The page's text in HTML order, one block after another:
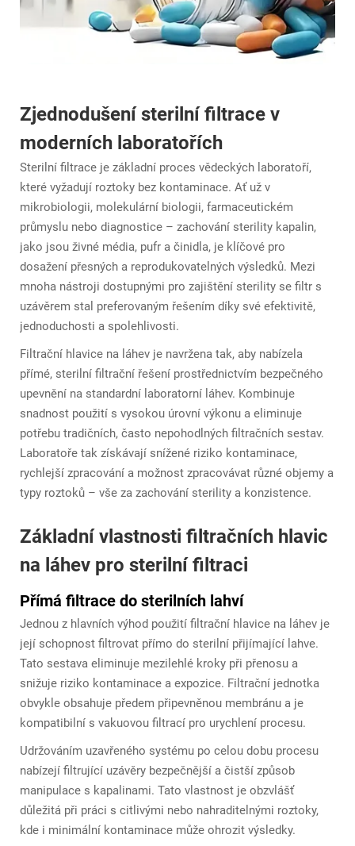
Zjednodušení sterilní filtrace v
moderních laboratořích
Sterilní filtrace je základní proces vědeckých laboratoří,
které vyžadují roztoky bez kontaminace. Ať už v
mikrobiologii, molekulární biologii, farmaceutickém
průmyslu nebo diagnostice – zachování sterility kapalin,
jako jsou živné média, pufr a činidla, je klíčové pro
dosažení přesných a reprodukovatelných výsledků. Mezi
mnoha nástroji dostupnými pro zajištění sterility se filtr s
uzávěrem stal preferovaným řešením díky své efektivitě,
jednoduchosti a spolehlivosti.
Filtrační hlavice na láhev je navržena tak, aby nabízela
přímé, sterilní filtrační řešení prostřednictvím bezpečného
upevnění na standardní laboratorní láhev. Kombinuje
snadnost použití s vysokou úrovní výkonu a eliminuje
potřebu tradičních, často nepohodlných filtračních sestav.
Laboratoře tak získávají snížené riziko kontaminace,
rychlejší zpracování a možnost zpracovávat různé objemy a
typy roztoků – vše za zachování sterility a konzistence.
Základní vlastnosti filtračních hlavic
na láhev pro sterilní filtraci
Přímá filtrace do sterilních lahví
Jednou z hlavních výhod použití filtrační hlavice na láhev je
její schopnost filtrovat přímo do sterilní přijímající lahve.
Tato sestava eliminuje mezilehlé kroky při přenosu a
snižuje riziko kontaminace a expozice. Filtrační jednotka
obvykle obsahuje předem připevněnou membránu a je
kompatibilní s vakuovou filtrací pro urychlení procesu.
Udržováním uzavřeného systému po celou dobu procesu
nabízejí filtrující uzávěry bezpečnější a čistší způsob
manipulace s kapalinami. Tato vlastnost je obzvlášť
důležitá při práci s citlivými nebo nahraditelnými roztoky,
kde i minimální kontaminace může ohrozit výsledky.